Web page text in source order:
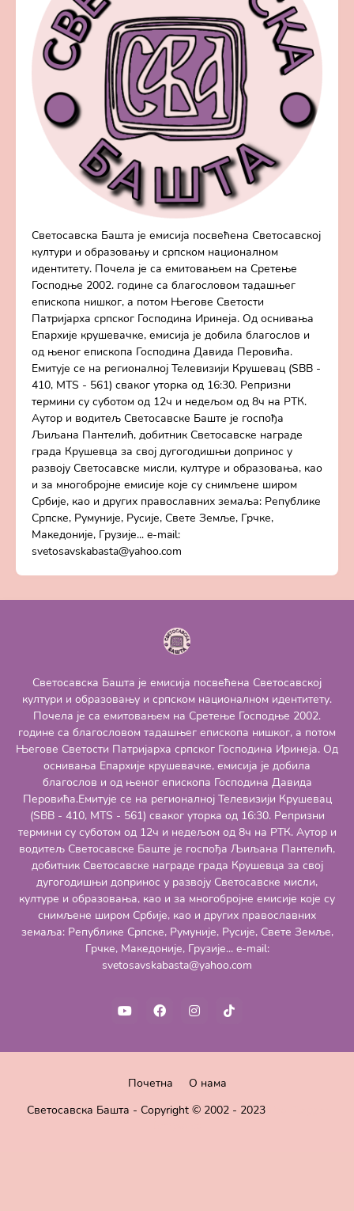
Светосавска Башта је емисија посвећена Светосавској
култури и образовању и српском националном
идентитету. Почела је са емитовањем на Сретење
Господње 2002. године са благословом тадашњег
епископа нишког, а потом Његове Светости
Патријарха српског Господина Иринеја. Од оснивања
Епархије крушевачке, емисија је добила благослов и
од њеног епископа Господина Давида Перовића.
Емитује се на регионалној Телевизији Крушевац (SBB -
410, MTS - 561) сваког уторка од 16:30. Репризни
термини су суботом од 12ч и недељом од 8ч на РТК.
Аутор и водитељ Светосавске Баште је госпођа
Љиљана Пантелић, добитник Светосавске награде
града Крушевца за свој дугогодишњи допринос у
развоју Светосавске мисли, културе и образовања, као
и за многобројне емисије које су снимљене широм
Србије, као и других православних земаља: Републике
Српске, Румуније, Русије, Свете Земље, Грчке,
Македоније, Грузије... e-mail:
svetosavskabasta@yahoo.com
Светосавска Башта је емисија посвећена Светосавској
култури и образовању и српском националном идентитету.
Почела је са емитовањем на Сретење Господње 2002.
године са благословом тадашњег епископа нишког, а потом
Његове Светости Патријарха српског Господина Иринеја. Од
оснивања Епархије крушевачке, емисија је добила
благослов и од њеног епископа Господина Давида
Перовића.Емитује се на регионалној Телевизији Крушевац
(SBB - 410, MTS - 561) сваког уторка од 16:30. Репризни
термини су суботом од 12ч и недељом од 8ч на РТК. Аутор и
водитељ Светосавске Баште је госпођа Љиљана Пантелић,
добитник Светосавске награде града Крушевца за свој
дугогодишњи допринос у развоју Светосавске мисли,
културе и образовања, као и за многобројне емисије које су
снимљене широм Србије, као и других православних
земаља: Републике Српске, Румуније, Русије, Свете Земље,
Грчке, Македоније, Грузије... e-mail:
svetosavskabasta@yahoo.com
Светосавска Башта - Copyright © 2002 - 2023
Почетна О нама